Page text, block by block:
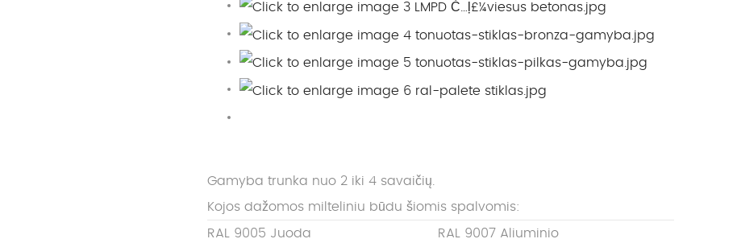
Gamyba trunka nuo 2 iki 4 savaičių.
Kojos dažomos milteliniu būdu šiomis spalvomis:
RAL 9005 Juoda RAL 9007 Aliuminio